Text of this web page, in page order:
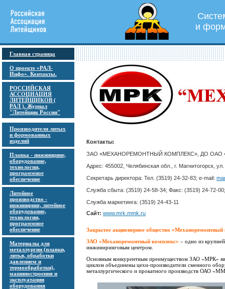
и
Главная страница
О проекте «РАЛ-
Инфо». Контакты.
РОССИЙСКАЯ
АССОЦИАЦИЯ
ЛИТЕЙЩИКОВ (
РАЛ ). Журнал
"Литейщик России"
Производители литых
и формованных
изделий
Плавка - инжиниринг,
оборудование,
технологии,
программное
обеспечение
Литейное
производство -
инжиниринг, литейное
оборудование,
технологии,
программное
обеспечение
Материалы для
металлургии (плавки,
литья, обработки
давлением и
термообработки),
машиностроения и
эксплуатации
оборудования
Контакты:
ЗАО «МЕХАНОРЕМОНТНЫЙ КОМПЛЕКС», ДО ОАО
Адрес: 455002, Челябинская обл., г.
Cекретарь директора: Тел. (3519) 24-32-83; e-mail:
Служба сбыта: (3519) 24-58-34; Факс: (3519) 24-72-
Служба маркетинга: (3519) 24-43-11
Сайт: www.mrk.mmk.ru
Закрытое акционерное общество «Механоремонтный
ЗАО «Механоремонтный комплекс» – одно из
инжиниринговым центром.
Основным конкурентным преимуществом ЗАО «МРК»
циклом объединены цехи-производители сменного
металлургического и прокатного производств ОАО